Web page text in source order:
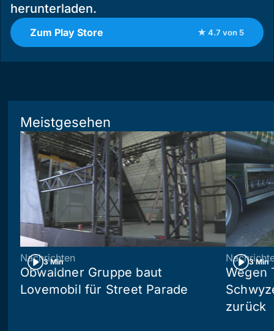
herunterladen.
Zum Play Store ★ 4.7 von 5
Meistgesehen
3 Min
Nachrichten
Obwaldner Gruppe baut
Lovemobil für Street Parade
3 Min
Wegen
zurück